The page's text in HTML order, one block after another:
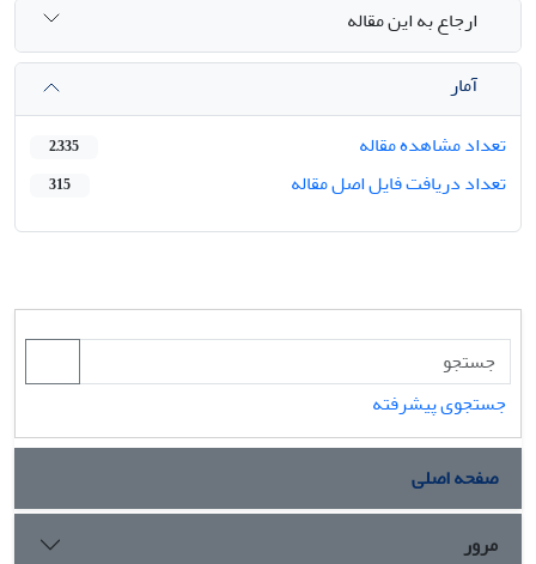
ارجاع به این مقاله
آمار
تعداد مشاهده مقاله
2,335
تعداد دریافت فایل اصل مقاله 315
جستجوی پیشرفته
صفحه اصلی
مرور